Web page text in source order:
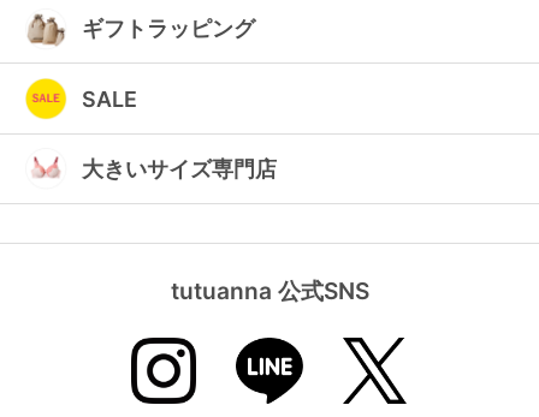
ギフトラッピング
SALE
大きいサイズ専門店
tutuanna 公式SNS